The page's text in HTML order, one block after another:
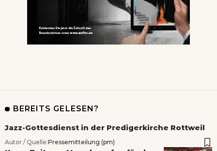
BEREITS GELESEN?
Jazz-Gottesdienst in der Predigerkirche Rottweil
Autor / Quelle:Pressemitteilung (pm)